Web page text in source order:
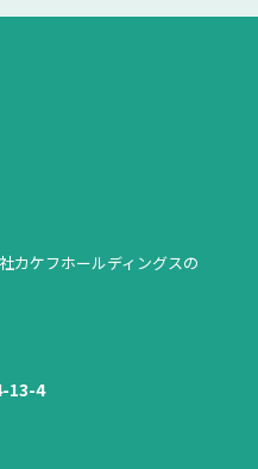
カケフホールディングスの
13-4